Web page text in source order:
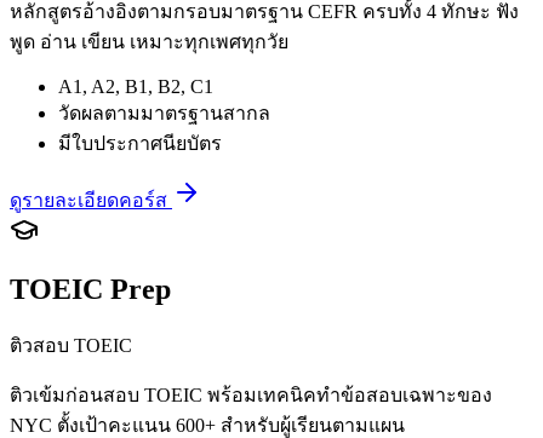
หลักสูตรอ้างอิงตามกรอบมาตรฐาน CEFR ครบทั้ง 4 ทักษะ ฟัง
พูด อ่าน เขียน เหมาะทุกเพศทุกวัย
A1, A2, B1, B2, C1
วัดผลตามมาตรฐานสากล
มีใบประกาศนียบัตร
ดูรายละเอียดคอร์ส
TOEIC Prep
ติวสอบ TOEIC
ติวเข้มก่อนสอบ TOEIC พร้อมเทคนิคทำข้อสอบเฉพาะของ
NYC ตั้งเป้าคะแนน 600+ สำหรับผู้เรียนตามแผน